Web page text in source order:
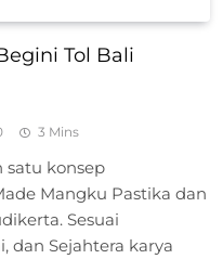
Tol Bali
3 Mins
satu konsep
Mangku Pastika dan
Sesuai
dan Sejahtera karya